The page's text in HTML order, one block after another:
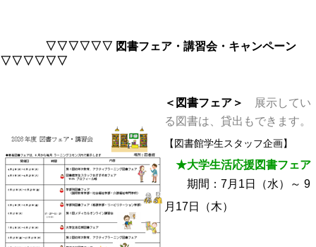
▽▽▽▽▽▽ 図書フェア・講習会・キャンペーン
▽▽▽▽▽▽
＜図書フェア＞
展示してい
る図書は、貸出もできます。
【図書館学生スタッフ企画】
★大学生活応援図書フェア
期間：7月1日（水）～ 9
月17日（木）